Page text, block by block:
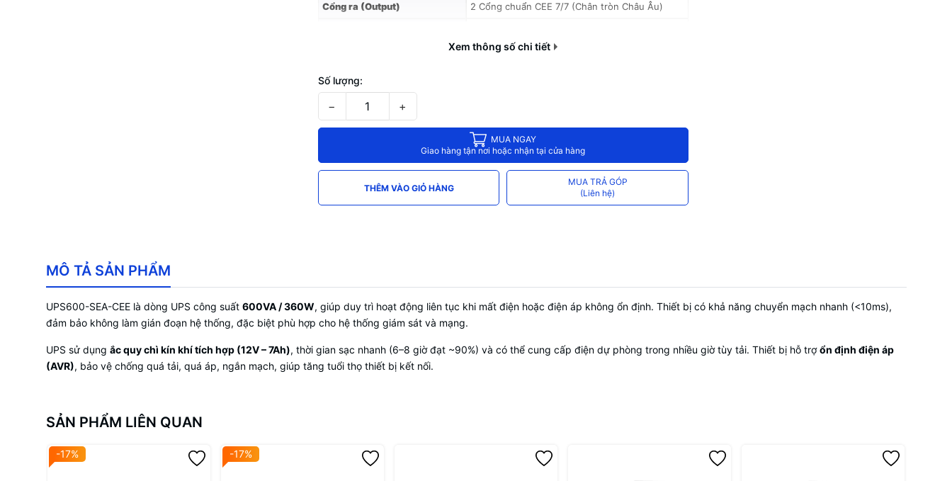
Cổng ra (Output) 2 Cổng chuẩn CEE 7/7 (Chân tròn Châu Âu)
~279 x 101 x 142 mm
Trọng lượng
Xem thông số chi tiết
Số lượng:
− +
MUA NGAY
Giao hàng tận nơi hoặc nhận tại cửa hàng
THÊM VÀO GIỎ HÀNG
MUA TRẢ GÓP
(Liên hệ)
MÔ TẢ SẢN PHẨM
UPS600-SEA-CEE là dòng UPS công suất 600VA / 360W, giúp duy trì hoạt động liên tục khi mất điện hoặc điện áp không ổn định. Thiết bị có khả năng chuyển mạch nhanh (<10ms),
đảm bảo không làm gián đoạn hệ thống, đặc biệt phù hợp cho hệ thống giám sát và mạng.
UPS sử dụng ắc quy chì kín khí tích hợp (12V – 7Ah), thời gian sạc nhanh (6–8 giờ đạt ~90%) và có thể cung cấp điện dự phòng trong nhiều giờ tùy tải. Thiết bị hỗ trợổn định điện áp
(AVR), bảo vệ chống quá tải, quá áp, ngắn mạch, giúp tăng tuổi thọ thiết bị kết nối.
SẢN PHẨM LIÊN QUAN
-17% -17%